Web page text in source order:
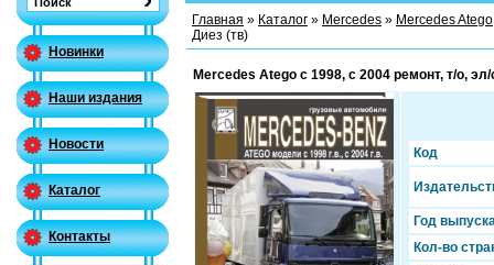
Новинки
Наши издания
Новости
Каталог
Контакты
Главная » Каталог » Mercedes » Mercedes Atego
Диез (тв)
Mercedes Atego c 1998, c 2004 ремонт, т/о,
Код
Год
Кол-во